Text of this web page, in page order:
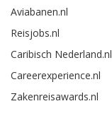
Aviabanen.nl
Reisjobs.nl
Caribisch Nederland.nl
Careerexperience.nl
Zakenreisawards.nl